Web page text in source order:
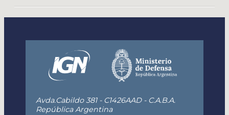
Avda.Cabildo 381 - C1426AAD - C.A.B.A.
República Argentina